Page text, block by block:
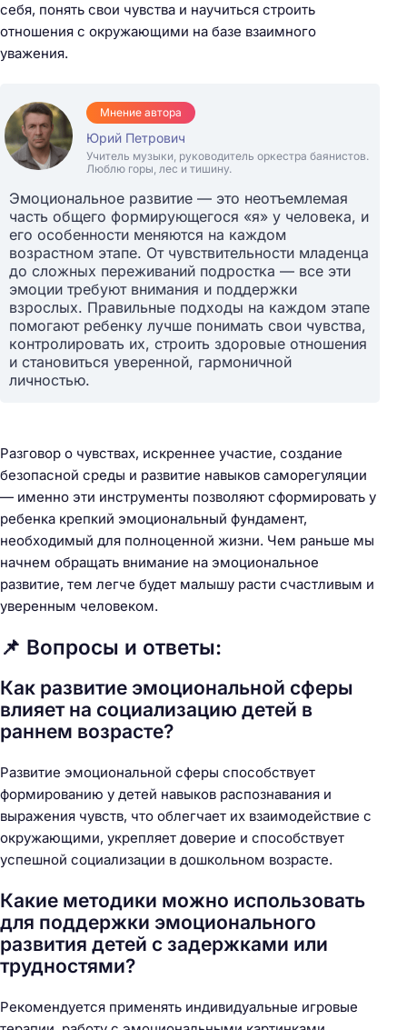
себя, понять свои чувства и научиться строить
отношения с окружающими на базе взаимного
уважения.
Мнение автора
Юрий Петрович
Учитель музыки, руководитель оркестра баянистов.
Люблю горы, лес и тишину.
Эмоциональное развитие — это неотъемлемая
часть общего формирующегося «я» у человека, и
его особенности меняются на каждом
возрастном этапе. От чувствительности младенца
до сложных переживаний подростка — все эти
эмоции требуют внимания и поддержки
взрослых. Правильные подходы на каждом этапе
помогают ребенку лучше понимать свои чувства,
контролировать их, строить здоровые отношения
и становиться уверенной, гармоничной
личностью.
Разговор о чувствах, искреннее участие, создание
безопасной среды и развитие навыков саморегуляции
— именно эти инструменты позволяют сформировать у
ребенка крепкий эмоциональный фундамент,
необходимый для полноценной жизни. Чем раньше мы
начнем обращать внимание на эмоциональное
развитие, тем легче будет малышу расти счастливым и
уверенным человеком.
📌 Вопросы и ответы:
Как развитие эмоциональной сферы
влияет на социализацию детей в
раннем возрасте?
Развитие эмоциональной сферы способствует
формированию у детей навыков распознавания и
выражения чувств, что облегчает их взаимодействие с
окружающими, укрепляет доверие и способствует
успешной социализации в дошкольном возрасте.
Какие методики можно использовать
для поддержки эмоционального
развития детей с задержками или
трудностями?
Рекомендуется применять индивидуальные игровые